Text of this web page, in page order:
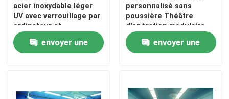
Maison
Au sujet de nous
acier inoxydable léger
UV avec verrouillage par
ordinateur et
manomètre de pression
envoyer une
personnalisé sans
poussière Théâtre
d'opération modulaire
envoyer une